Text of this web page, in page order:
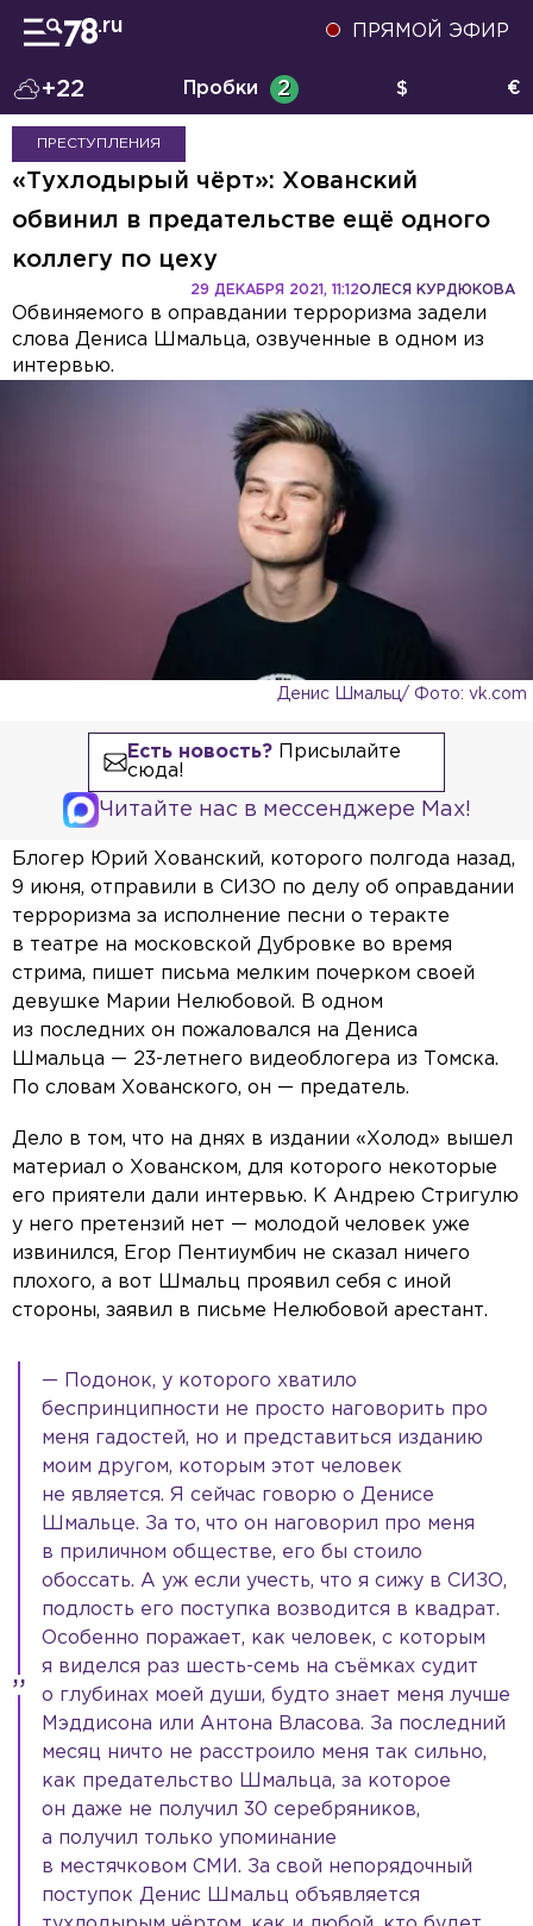
ПРЯМОЙ ЭФИР
+22 Пробки 2 $ €
ПРЕСТУПЛЕНИЯ
«Тухлодырый чёрт»: Хованский
обвинил в предательстве ещё одного
коллегу по цеху
ОЛЕСЯ КУРДЮКОВА
29 ДЕКАБРЯ 2021, 11:12
Обвиняемого в оправдании терроризма задели
слова Дениса Шмальца, озвученные в одном из
интервью.
Денис Шмальц/ Фото: vk.com
Есть новость?Присылайте
сюда!
Читайте нас в мессенджере Max!
Блогер Юрий Хованский, которого полгода назад,
9 июня, отправили в СИЗО по делу об оправдании
терроризма за исполнение песни о теракте
в театре на московской Дубровке во время
стрима, пишет письма мелким почерком своей
девушке Марии Нелюбовой. В одном
из последних он пожаловался на Дениса
Шмальца — 23-летнего видеоблогера из Томска.
По словам Хованского, он — предатель.
Дело в том, что на днях в издании «Холод» вышел
материал о Хованском, для которого некоторые
его приятели дали интервью. К Андрею Стригулю
у него претензий нет — молодой человек уже
извинился, Егор Пентиумбич не сказал ничего
плохого, а вот Шмальц проявил себя с иной
стороны, заявил в письме Нелюбовой арестант.
— Подонок, у которого хватило
беспринципности не просто наговорить про
меня гадостей, но и представиться изданию
моим другом, которым этот человек
не является. Я сейчас говорю о Денисе
Шмальце. За то, что он наговорил про меня
в приличном обществе, его бы стоило
обоссать. А уж если учесть, что я сижу в СИЗО,
подлость его поступка возводится в квадрат.
Особенно поражает, как человек, с которым
я виделся раз шесть-семь на съёмках судит
о глубинах моей души, будто знает меня лучше
Мэддисона или Антона Власова. За последний
месяц ничто не расстроило меня так сильно,
как предательство Шмальца, за которое
он даже не получил 30 серебряников,
а получил только упоминание
в местячковом СМИ. За свой непорядочный
поступок Денис Шмальц объявляется